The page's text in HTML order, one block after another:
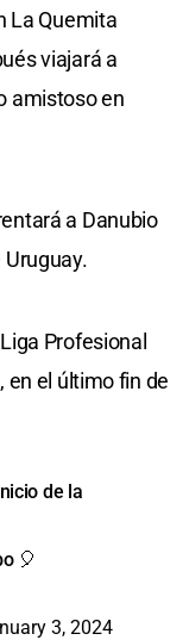
La Quemita
viajará a
amistoso en
a Danubio
Profesional
en el último fin de
de la
🎈
3, 2024